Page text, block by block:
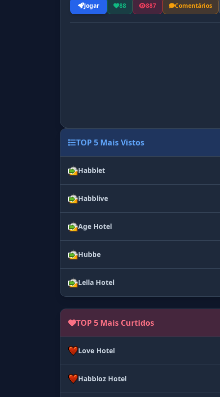
Jogar 88 887 Comentários
TOP 5 Mais Vistos
Habblet
Habblive
Age Hotel
Hubbe
Lella Hotel
TOP 5 Mais Curtidos
Love Hotel
Habbloz Hotel